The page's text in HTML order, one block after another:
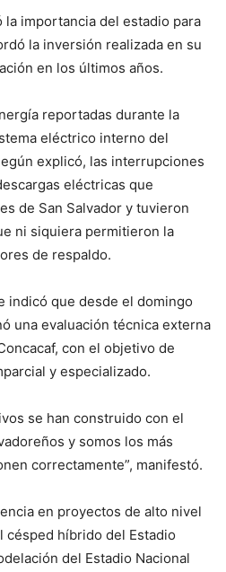
importancia del estadio para
la inversión realizada en su
en los últimos años.
reportadas durante la
eléctrico interno del
explicó, las interrupciones
eléctricas que
de San Salvador y tuvieron
ni siquiera permitieron la
de respaldo.
indicó que desde el domingo
una evaluación técnica externa
con el objetivo de
y especializado.
se han construido con el
y somos los más
correctamente”, manifestó.
en proyectos de alto nivel
híbrido del Estadio
del Estadio Nacional